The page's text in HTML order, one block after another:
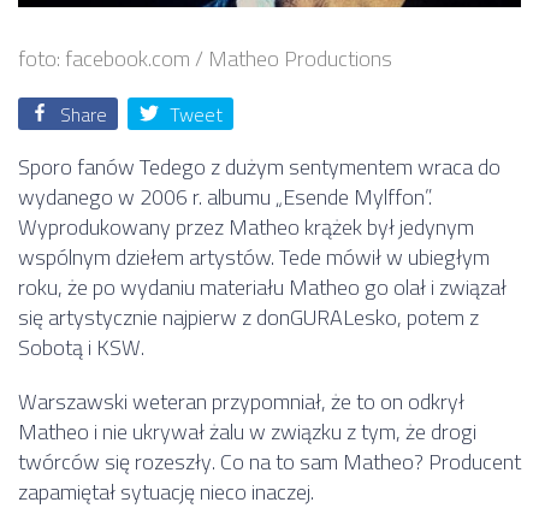
foto: facebook.com / Matheo Productions
Share Tweet
Sporo fanów Tedego z dużym sentymentem wraca do
wydanego w 2006 r. albumu „Esende Mylffon”.
Wyprodukowany przez Matheo krążek był jedynym
wspólnym dziełem artystów. Tede mówił w ubiegłym
roku, że po wydaniu materiału Matheo go olał i związał
się artystycznie najpierw z donGURALesko, potem z
Sobotą i KSW.
Warszawski weteran przypomniał, że to on odkrył
Matheo i nie ukrywał żalu w związku z tym, że drogi
twórców się rozeszły. Co na to sam Matheo? Producent
zapamiętał sytuację nieco inaczej.